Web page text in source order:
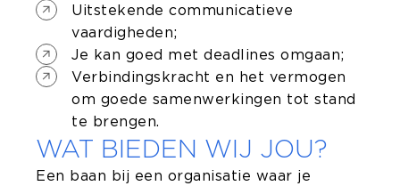
Uitstekende communicatieve
vaardigheden;
Je kan goed met deadlines omgaan;
Verbindingskracht en het vermogen
om goede samenwerkingen tot stand
te brengen.
WAT BIEDEN WIJ JOU?
Een baan bij een organisatie waar je